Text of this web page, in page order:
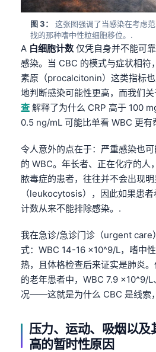
图 3：
这张图强调了当感染在考虑
找的那种嗜中性粒细胞移位。.
A 白细胞计数 仅凭自身并不能可
感染。当 CBC 的模式与症状相符
素原（procalcitonin）这类指标
地判断感染可能性更高，而我们
查 解释了为什么 CRP 高于 100
0.5 ng/mL 可能比单看 WBC 更有
令人意外的点在于：严重感染也
的 WBC。年长者、正在化疗的人
脓毒症的患者，往往并不会出现
（leukocytosis），因此如果患
计数从来不能排除感染。.
我在急诊/急诊门诊（urgent care
式：WBC 14-16 ×10^9/L，嗜中
热，且体格检查后来证实是肺炎
的老年患者中，WBC 7.9 ×10^9/
况——这就是为什么 CBC 是线索
压力、运动、吸烟以及
高的暂时性原因